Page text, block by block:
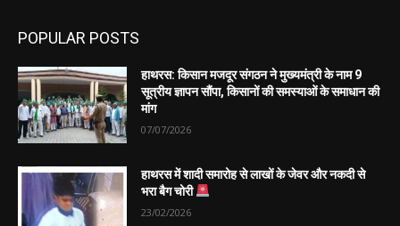
POPULAR POSTS
हाथरस: किसान मजदूर संगठन ने मुख्यमंत्री के नाम 9
सूत्रीय ज्ञापन सौंपा, किसानों की समस्याओं के समाधान की
मांग
07/07/2026
हाथरस में शादी समारोह से लाखों के जेवर और नकदी से
भरा बैग चोरी
23/02/2026